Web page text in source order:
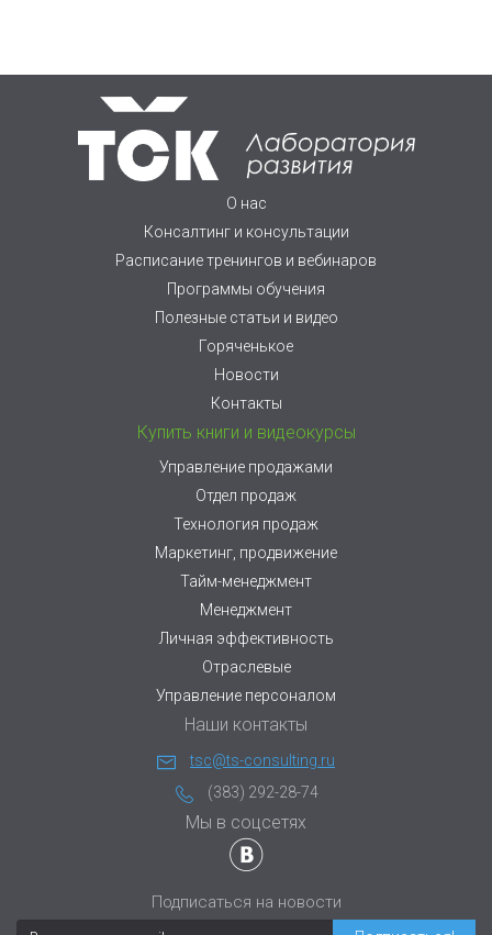
О нас
Консалтинг и консультации
Расписание тренингов и вебинаров
Программы обучения
Полезные статьи и видео
Горяченькое
Новости
Контакты
Купить книги и видеокурсы
Управление продажами
Отдел продаж
Технология продаж
Маркетинг, продвижение
Тайм-менеджмент
Менеджмент
Личная эффективность
Отраслевые
Управление персоналом
Наши контакты
tsc@ts-consulting.ru
(383) 292-28-74
Мы в соцсетях
Подписаться на новости